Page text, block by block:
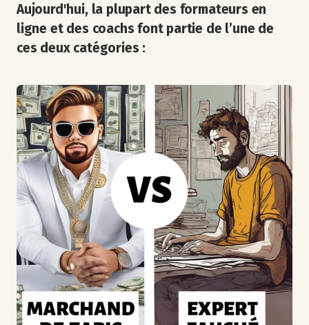
Aujourd'hui, la plupart des formateurs en
ligne et des coachs font partie de l’une de
ces deux catégories :